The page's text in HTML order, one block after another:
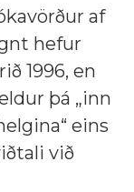
af
hefur
1996, en
þá „inn
eins
við